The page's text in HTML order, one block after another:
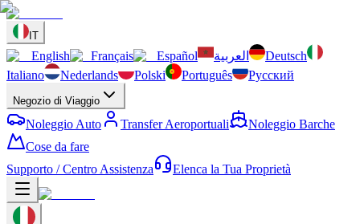
IT
English Français Español العربية
Deutsch
Italiano
Nederlands Polski Português Русский
Negozio di Viaggio
Noleggio Auto Transfer Aeroportuali
Noleggio Barche
Cose da fare
Supporto / Centro Assistenza
Elenca la Tua Proprietà